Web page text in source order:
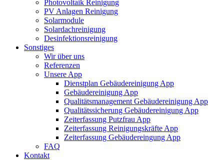
Photovoltaik Reinigung
PV Anlagen Reinigung
Solarmodule
Solardachreinigung
Desinfektionsreinigung
Sonstiges
Wir über uns
Referenzen
Unsere App
Dienstplan Gebäudereinigung App
Gebäudereinigung App
Qualitätsmanagement Gebäudereinigung App
Qualitätssicherung Gebäudereinigung App
Zeiterfassung Putzfrau App
Zeiterfassung Reinigungskräfte App
Zeiterfassung Gebäudereingung App
FAQ
Kontakt